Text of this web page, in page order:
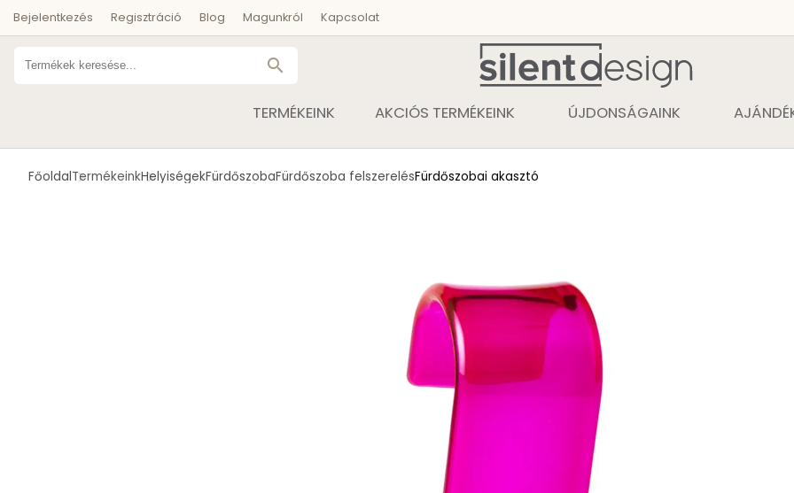
Bejelentkezés Regisztráció Blog Magunkról Kapcsolat
search
TERMÉKEINK AKCIÓS TERMÉKEINK ÚJDONSÁGAINK
FőoldalTermékeinkHelyiségekFürdőszobaFürdőszoba felszerelésFürdőszobai akasztó